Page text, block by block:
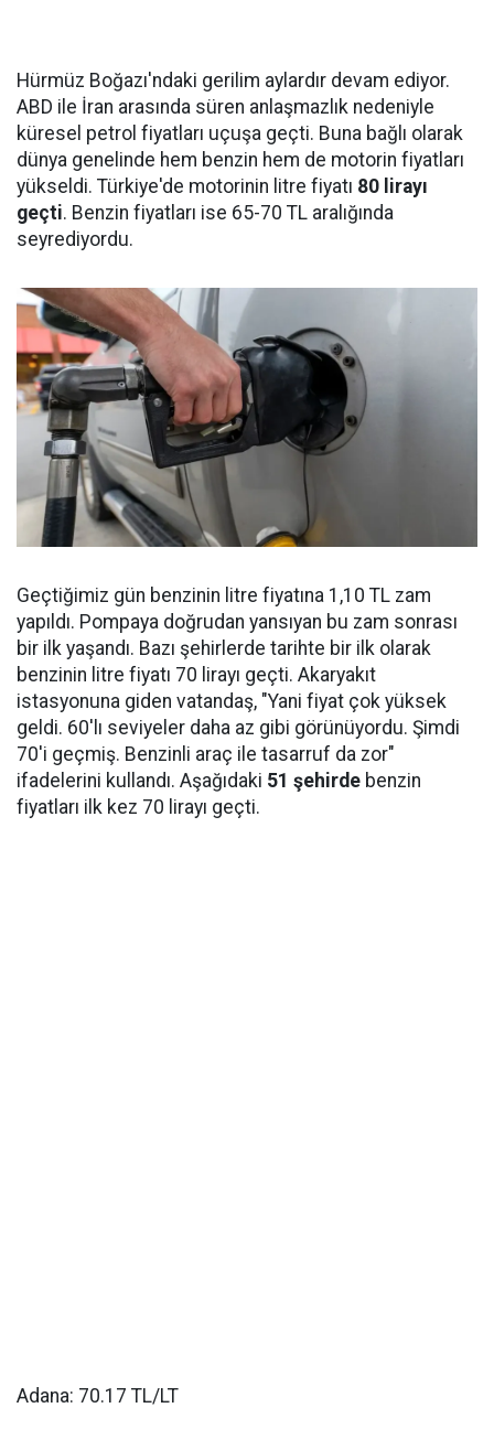
Hürmüz Boğazı'ndaki gerilim aylardır devam ediyor.
ABD ile İran arasında süren anlaşmazlık nedeniyle
küresel petrol fiyatları uçuşa geçti. Buna bağlı olarak
dünya genelinde hem benzin hem de motorin fiyatları
yükseldi. Türkiye'de motorinin litre fiyatı 80 lirayı
geçti. Benzin fiyatları ise 65-70 TL aralığında
seyrediyordu.
Geçtiğimiz gün benzinin litre fiyatına 1,10 TL zam
yapıldı. Pompaya doğrudan yansıyan bu zam sonrası
bir ilk yaşandı. Bazı şehirlerde tarihte bir ilk olarak
benzinin litre fiyatı 70 lirayı geçti. Akaryakıt
istasyonuna giden vatandaş, "Yani fiyat çok yüksek
geldi. 60'lı seviyeler daha az gibi görünüyordu. Şimdi
70'i geçmiş. Benzinli araç ile tasarruf da zor"
ifadelerini kullandı. Aşağıdaki 51 şehirde benzin
fiyatları ilk kez 70 lirayı geçti.
Adana: 70.17 TL/LT